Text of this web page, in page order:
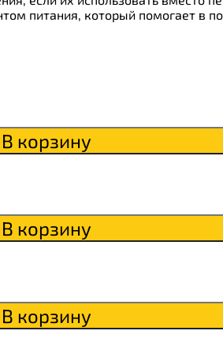
питания, который помогает в
В корзину
В корзину
В корзину